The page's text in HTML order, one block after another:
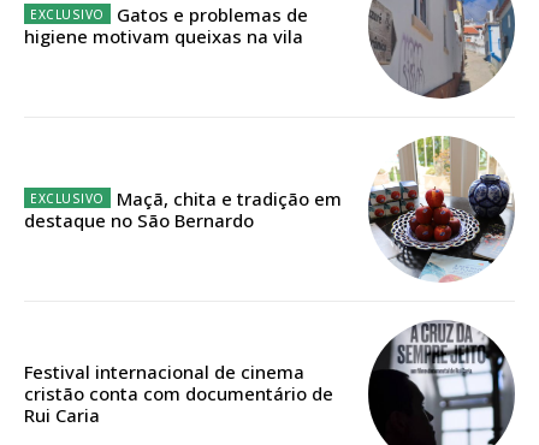
Gatos e problemas de
higiene motivam queixas na vila
Maçã, chita e tradição em
destaque no São Bernardo
Festival internacional de cinema
cristão conta com documentário de
Rui Caria